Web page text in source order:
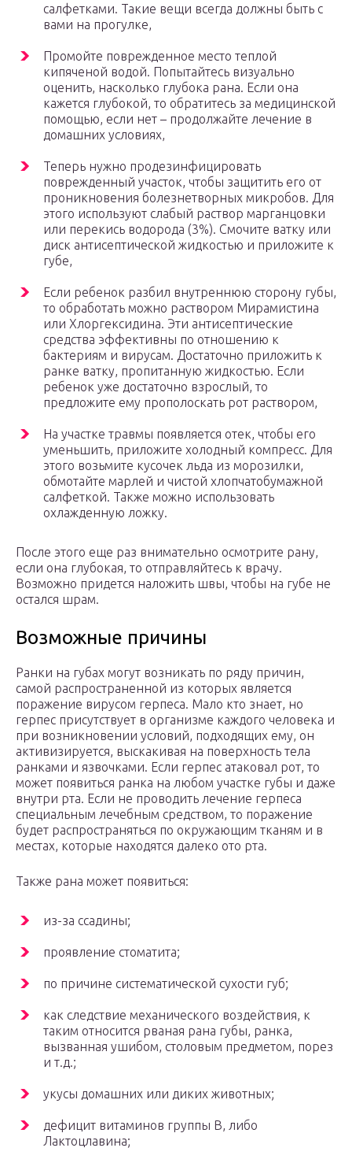
салфетками. Такие вещи всегда должны быть с
вами на прогулке,
Промойте поврежденное место теплой
кипяченой водой. Попытайтесь визуально
оценить, насколько глубока рана. Если она
кажется глубокой, то обратитесь за медицинской
помощью, если нет – продолжайте лечение в
домашних условиях,
Теперь нужно продезинфицировать
поврежденный участок, чтобы защитить его от
проникновения болезнетворных микробов. Для
этого используют слабый раствор марганцовки
или перекись водорода (3%). Смочите ватку или
диск антисептической жидкостью и приложите к
губе,
Если ребенок разбил внутреннюю сторону губы,
то обработать можно раствором Мирамистина
или Хлоргексидина. Эти антисептические
средства эффективны по отношению к
бактериям и вирусам. Достаточно приложить к
ранке ватку, пропитанную жидкостью. Если
ребенок уже достаточно взрослый, то
предложите ему прополоскать рот раствором,
На участке травмы появляется отек, чтобы его
уменьшить, приложите холодный компресс. Для
этого возьмите кусочек льда из морозилки,
обмотайте марлей и чистой хлопчатобумажной
салфеткой. Также можно использовать
охлажденную ложку.
После этого еще раз внимательно осмотрите рану,
если она глубокая, то отправляйтесь к врачу.
Возможно придется наложить швы, чтобы на губе не
остался шрам.
Возможные причины
Ранки на губах могут возникать по ряду причин,
самой распространенной из которых является
поражение вирусом герпеса. Мало кто знает, но
герпес присутствует в организме каждого человека и
при возникновении условий, подходящих ему, он
активизируется, выскакивая на поверхность тела
ранками и язвочками. Если герпес атаковал рот, то
может появиться ранка на любом участке губы и даже
внутри рта. Если не проводить лечение герпеса
специальным лечебным средством, то поражение
будет распространяться по окружающим тканям и в
местах, которые находятся далеко ото рта.
Также рана может появиться:
из-за ссадины;
проявление стоматита;
по причине систематической сухости губ;
как следствие механического воздействия, к
таким относится рваная рана губы, ранка,
вызванная ушибом, столовым предметом, порез
и т.д.;
укусы домашних или диких животных;
дефицит витаминов группы В, либо
Лактоцлавина;